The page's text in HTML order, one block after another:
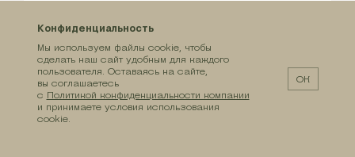
Конфиденциальность
Мы используем файлы cookie, чтобы
сделать наш сайт удобным для каждого
пользователя. Оставаясь на сайте,
вы соглашаетесь
с Политикой конфиденциальности компании
и принимаете условия использования
cookie.
ОК